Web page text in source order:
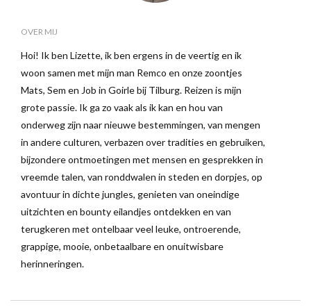
OVER MIJ
Hoi! Ik ben Lizette, ik ben ergens in de veertig en ik
woon samen met mijn man Remco en onze zoontjes
Mats, Sem en Job in Goirle bij Tilburg. Reizen is mijn
grote passie. Ik ga zo vaak als ik kan en hou van
onderweg zijn naar nieuwe bestemmingen, van mengen
in andere culturen, verbazen over tradities en gebruiken,
bijzondere ontmoetingen met mensen en gesprekken in
vreemde talen, van ronddwalen in steden en dorpjes, op
avontuur in dichte jungles, genieten van oneindige
uitzichten en bounty eilandjes ontdekken en van
terugkeren met ontelbaar veel leuke, ontroerende,
grappige, mooie, onbetaalbare en onuitwisbare
herinneringen.